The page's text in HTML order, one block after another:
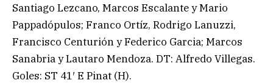
Santiago Lezcano, Marcos Escalante y Mario
Pappadópulos; Franco Ortíz, Rodrigo Lanuzzi,
Francisco Centurión y Federico Garcia; Marcos
Sanabria y Lautaro Mendoza. DT: Alfredo Villegas.
Goles: ST 41′ E Pinat (H).